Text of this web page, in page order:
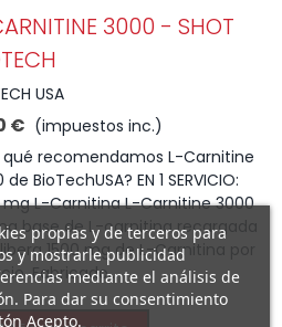
3000 - SHOT
USA
€ (impuestos inc.)
qué recomendamos L-Carnitine
BioTechUSA? EN 1 SERVICIO:
mg L-Carnitina L-Carnitine 3000
base de L-carnitina recargada
1500 mg de L-Carnitina por
Fabricado...
propias y de terceros para
y mostrarle publicidad
mediante el análisis de
Para dar su consentimiento
Acepto.